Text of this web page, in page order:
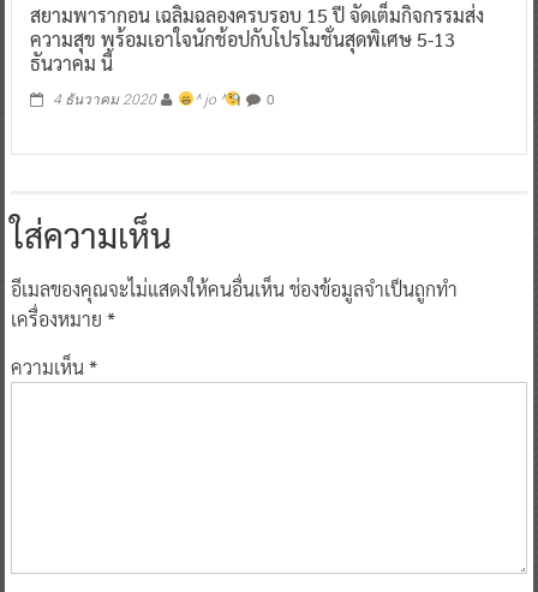
สยามพารากอน เฉลิมฉลองครบรอบ 15 ปี จัดเต็มกิจกรรมส่ง
ความสุข พร้อมเอาใจนักช้อปกับโปรโมชั่นสุดพิเศษ 5-13
ธันวาคม นี้
4 ธันวาคม 2020 ^ jo ^ 0
ใส่ความเห็น
อีเมลของคุณจะไม่แสดงให้คนอื่นเห็นช่องข้อมูลจำเป็นถูกทำ
เครื่องหมาย *
ความเห็น*